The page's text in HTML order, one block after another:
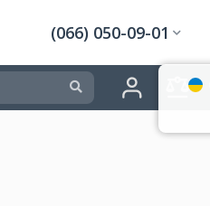
(066) 050-09-01